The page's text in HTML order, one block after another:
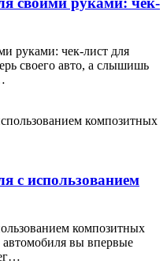
руками: чек-лист для
своего авто, а слышишь
с использованием
композитных
автомобиля вы впервые